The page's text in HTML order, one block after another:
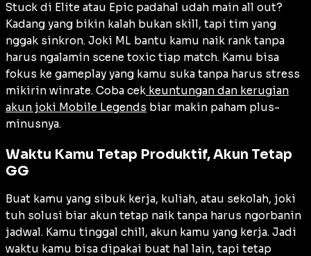
Stuck di Elite atau Epic padahal udah main all out?
Kadang yang bikin kalah bukan skill, tapi tim yang
nggak sinkron. Joki ML bantu kamu naik rank tanpa
harus ngalamin scene toxic tiap match. Kamu bisa
fokus ke gameplay yang kamu suka tanpa harus stress
mikirin winrate. Coba cek keuntungan dan kerugian
akun joki Mobile Legends biar makin paham plus-
minusnya.
Waktu Kamu Tetap Produktif, Akun Tetap
GG
Buat kamu yang sibuk kerja, kuliah, atau sekolah, joki
tuh solusi biar akun tetap naik tanpa harus ngorbanin
jadwal. Kamu tinggal chill, akun kamu yang kerja. Jadi
waktu kamu bisa dipakai buat hal lain, tapi tetap